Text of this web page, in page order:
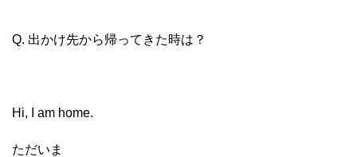
Q. 出かけ先から帰ってきた時は？
Hi, I am home.
ただいま